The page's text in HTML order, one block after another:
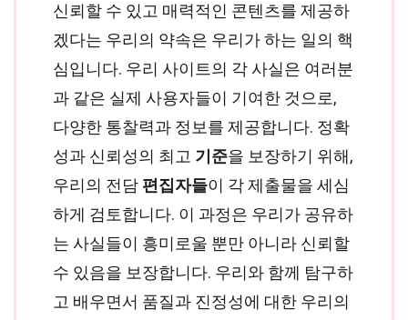
신뢰할 수 있고 매력적인 콘텐츠를 제공하
겠다는 우리의 약속은 우리가 하는 일의 핵
심입니다. 우리 사이트의 각 사실은 여러분
과 같은 실제 사용자들이 기여한 것으로,
다양한 통찰력과 정보를 제공합니다. 정확
성과 신뢰성의 최고 기준을 보장하기 위해,
우리의 전담 편집자들이 각 제출물을 세심
하게 검토합니다. 이 과정은 우리가 공유하
는 사실들이 흥미로울 뿐만 아니라 신뢰할
수 있음을 보장합니다. 우리와 함께 탐구하
고 배우면서 품질과 진정성에 대한 우리의